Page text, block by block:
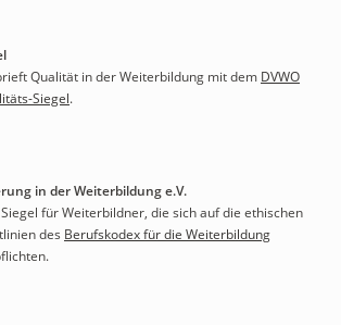
Qualität in der Weiterbildung mit dem DVWO
Siegel.
in der Weiterbildung e.V.
für Weiterbildner, die sich auf die ethischen
des Berufskodex für die Weiterbildung